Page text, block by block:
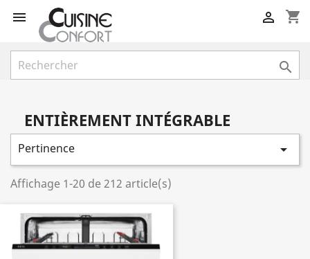
 shopping_cart


ENTIÈREMENT INTÉGRABLE
Pertinence 
Affichage 1-20 de 212 article(s)